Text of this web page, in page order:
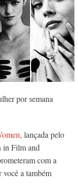
por semana
, lançada pelo
in Film and
com a
você a também